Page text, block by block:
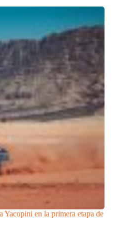
Yacopini en la primera etapa de